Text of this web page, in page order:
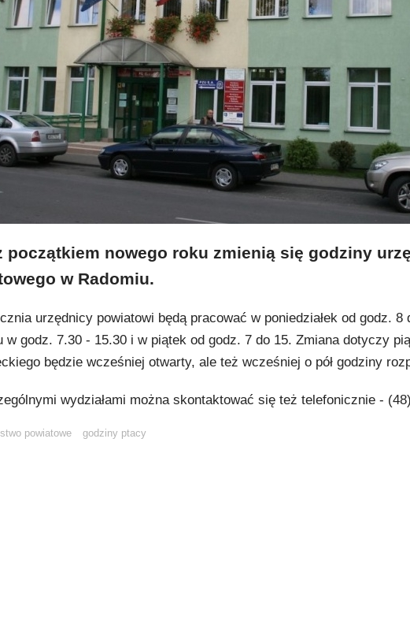
początkiem nowego roku zmienią się godziny
w Radomiu.
urzędnicy powiatowi będą pracować w poniedziałek od godz. 8
w godz. 7.30 - 15.30 i w piątek od godz. 7 do 15. Zmiana dotyczy
będzie wcześniej otwarty, ale też wcześniej o pół godziny
wydziałami można skontaktować się też telefonicznie -
powiatowe godziny ptacy